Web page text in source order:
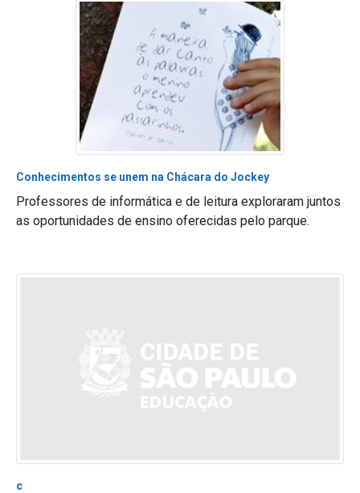
Conhecimentos se unem na Chácara do Jockey
Professores de informática e de leitura exploraram juntos
as oportunidades de ensino oferecidas pelo parque.
c